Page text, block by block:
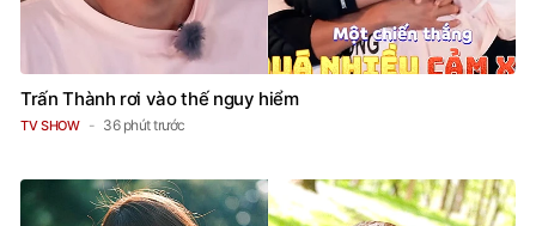
Trấn Thành rơi vào thế nguy hiểm
TV SHOW 36 phút trước